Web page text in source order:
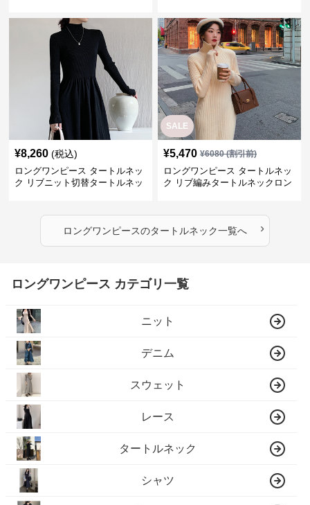
¥8,260 (税込)
ロングワンピース タートルネッ
ク リブニット切替タートルネッ
SALE
¥5,470 ¥6080(割引前)
ロングワンピース タートルネッ
ク リブ編みタートルネックロン
ロングワンピースのタートルネック一覧へ ›
ロングワンピース カテゴリ一覧
ニット
デニム
スウェット
レース
タートルネック
シャツ